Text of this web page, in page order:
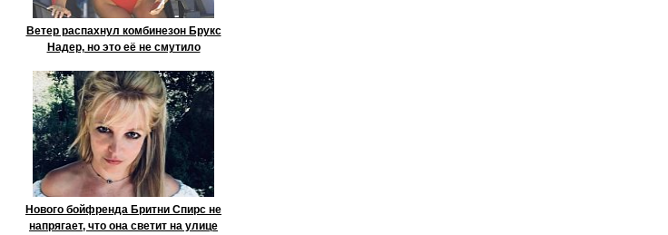
Ветер распахнул комбинезон Брукс
Надер, но это её не смутило
Нового бойфренда Бритни Спирс не
напрягает, что она светит на улице